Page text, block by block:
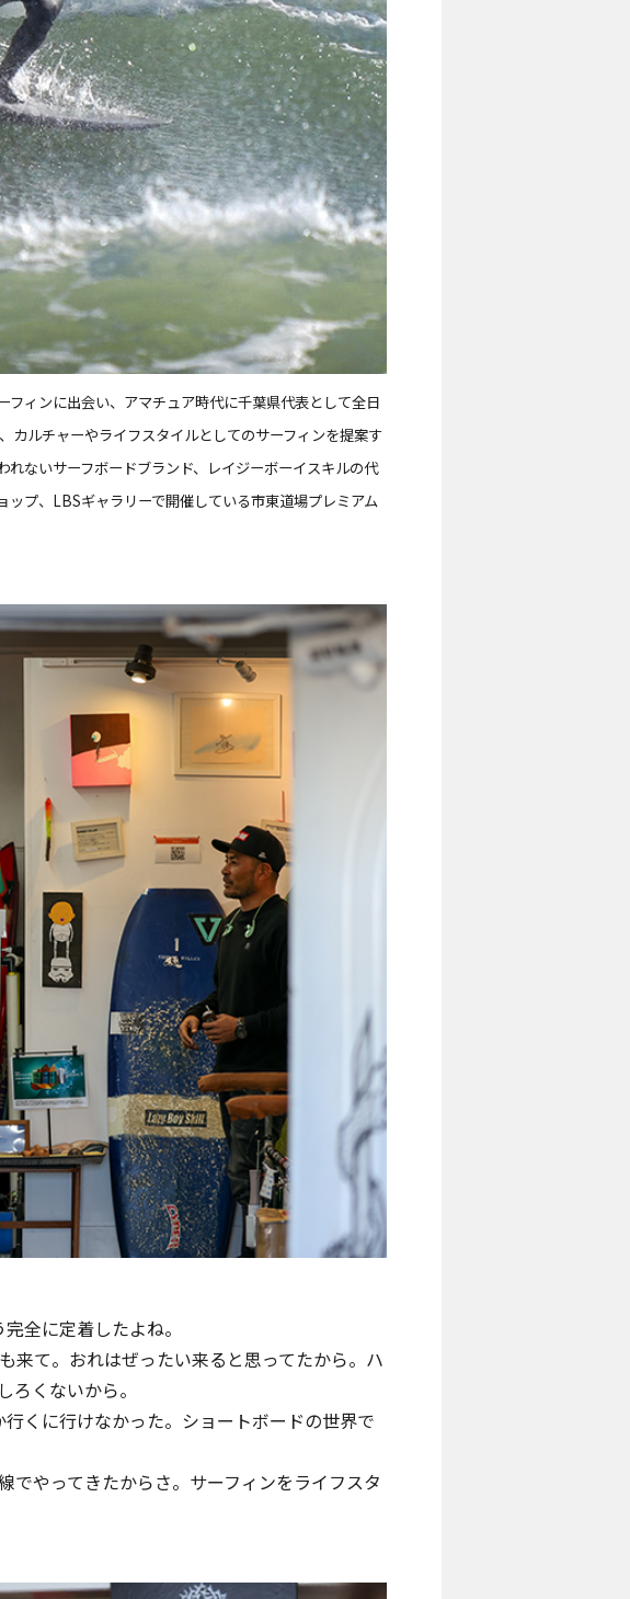
ィンに出会い、アマチュア時代に千葉県代表として全日
カルチャーやライフスタイルとしてのサーフィンを提案す
ないサーフボードブランド、レイジーボーイスキルの代
ップ、LBSギャラリーで開催している市東道場プレミアム
全に定着したよね。
来て。おれはぜったい来ると思ってたから。ハ
くないから。
くに行けなかった。ショートボードの世界で
でやってきたからさ。サーフィンをライフスタ